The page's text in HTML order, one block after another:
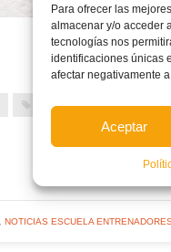
Para ofrecer las
almacenar y/o acceder
tecnologías nos
identificaciones únicas
afectar negativamente
Aceptar
BENAGUASIL
NOTICIAS ESCUELA